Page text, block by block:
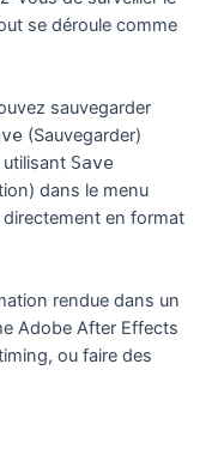
se déroule comme
sauvegarder
(Sauvegarder)
utilisant Save
dans le menu
en format
rendue dans un
Adobe After Effects
ou faire des